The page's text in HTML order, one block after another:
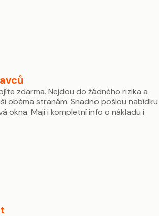
zdarma. Nejdou do žádného rizika a
oběma stranám. Snadno pošlou nabídku
okna. Mají i kompletní info o nákladu i